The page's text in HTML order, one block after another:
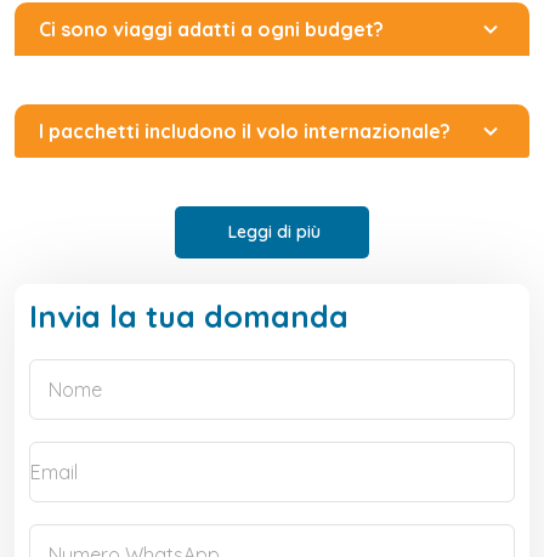
Ci sono viaggi adatti a ogni budget?
I pacchetti includono il volo internazionale?
Leggi di più
Invia la tua domanda